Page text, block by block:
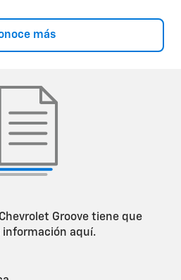
más
Groove tiene que
información aquí.